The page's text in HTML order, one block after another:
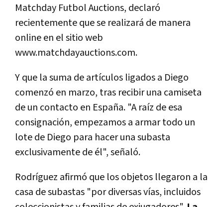
Matchday Futbol Auctions, declaró
recientemente que se realizará de manera
online en el sitio web
www.matchdayauctions.com.
Y que la suma de artículos ligados a Diego
comenzó en marzo, tras recibir una camiseta
de un contacto en España. "A raíz de esa
consignación, empezamos a armar todo un
lote de Diego para hacer una subasta
exclusivamente de él", señaló.
Rodríguez afirmó que los objetos llegaron a la
casa de subastas "por diversas vías, incluidos